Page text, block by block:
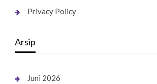
Privacy Policy
Arsip
Juni 2026